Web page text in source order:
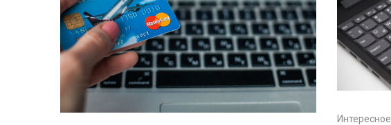
Интересное